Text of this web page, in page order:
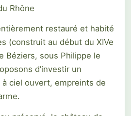
Rhône
restauré et habité
(construit au début du XIVe
Béziers, sous Philippe le
d’investir un
ciel ouvert, empreints de